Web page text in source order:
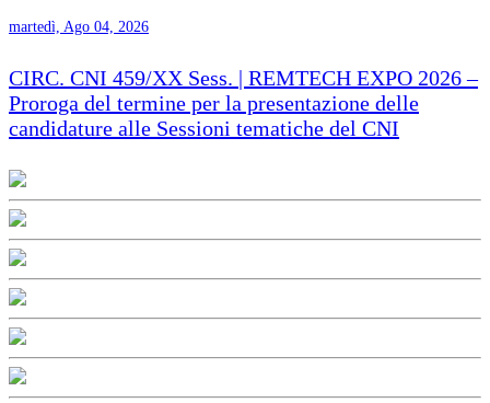
martedì, Ago 04, 2026
CIRC. CNI 459/XX Sess. | REMTECH EXPO 2026 –
Proroga del termine per la presentazione delle
candidature alle Sessioni tematiche del CNI